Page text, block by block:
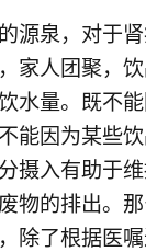
源泉，对于
家人团聚，
水量。既不
能因为某些
摄入有助于
物的排出。
除了根据医